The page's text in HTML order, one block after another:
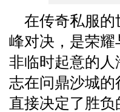
在传奇私服
峰对决，是荣
非临时起意的
志在问鼎沙城
直接决定了胜